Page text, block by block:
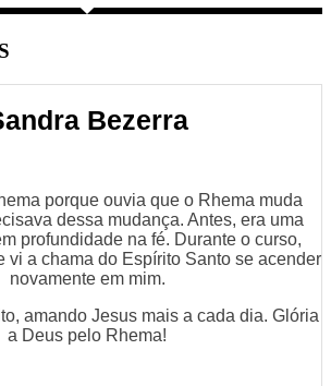
Bezerra
porque ouvia que o Rhema muda
dessa mudança. Antes, era uma
profundidade na fé. Durante o curso,
vi a chama do Espírito Santo se acender
novamente em mim.
amando Jesus mais a cada dia. Glória
a Deus pelo Rhema!